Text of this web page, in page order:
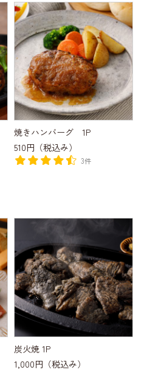
焼きハンバーグ 1P
510円 （税込み）
3件
炭火焼 1P
1,000円 （税込み）